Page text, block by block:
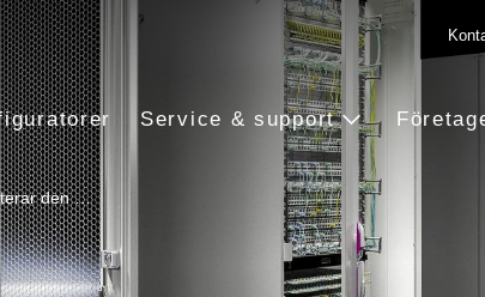
den …
Service & support